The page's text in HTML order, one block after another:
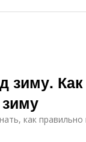
зиму.
как